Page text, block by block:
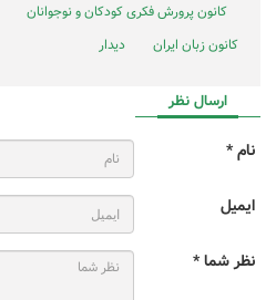
کانون پرورش فکری کودکان و نوجوانان
کانون زبان ایران
دیدار
ارسال نظر
نام *
ایمیل
نظر شما *